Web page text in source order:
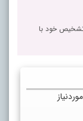
تشخیص خود با